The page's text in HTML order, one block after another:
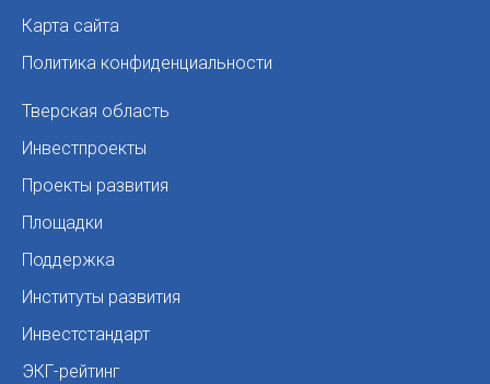
Карта сайта
Политика конфиденциальности
Тверская область
Инвестпроекты
Проекты развития
Площадки
Поддержка
Институты развития
Инвестстандарт
ЭКГ-рейтинг